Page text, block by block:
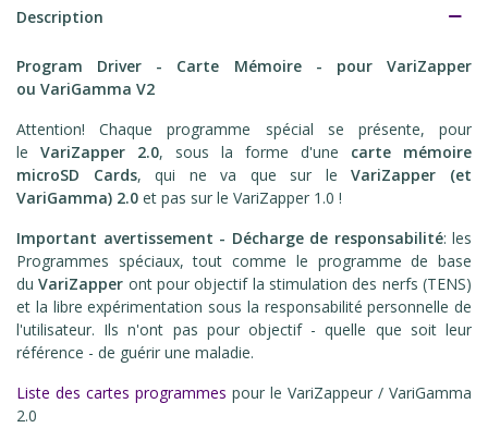
Description
Program Driver - Carte Mémoire - pour VariZapper
ou VariGamma V2
Attention! Chaque programme spécial se présente, pour
le VariZapper 2.0, sous la forme d'une carte mémoire
microSD Cards, qui ne va que sur leVariZapper (et
VariGamma) 2.0 et pas sur le VariZapper 1.0 !
Important avertissement - Décharge de responsabilité: les
Programmes spéciaux, tout comme le programme de base
duVariZapper ont pour objectif la stimulation des nerfs (TENS)
et la libre expérimentation sous la responsabilité personnelle de
l'utilisateur. Ils n'ont pas pour objectif - quelle que soit leur
référence - de guérir une maladie.
Liste des cartes programmes pour le VariZappeur / VariGamma
2.0